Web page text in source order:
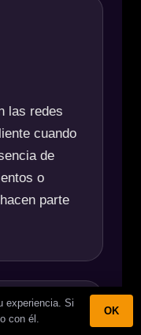
las redes
cuando
de
o
parte
experiencia. Si
con él.
OK